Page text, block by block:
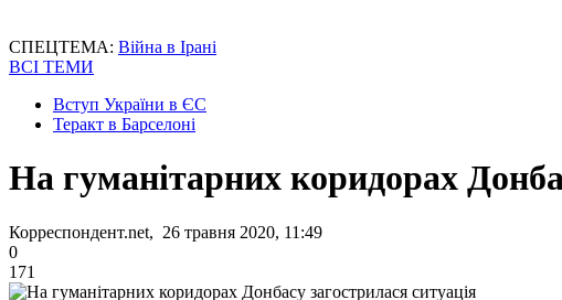
СПЕЦТЕМА: Війна в Ірані
ВСІ ТЕМИ
Вступ України в ЄС
Теракт в Барселоні
На гуманітарних коридорах
Корреспондент.net, 26 травня 2020, 11:49
0
171